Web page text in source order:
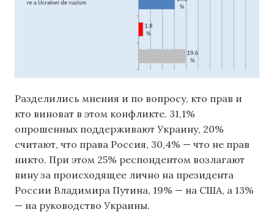
Разделились мнения и по вопросу, кто прав и
кто виноват в этом конфликте. 31,1%
опрошенных поддерживают Украину, 20%
считают, что права Россия, 30,4% — что не прав
никто. При этом 25% респондентом возлагают
вину за происходящее лично на президента
России Владимира Путина, 19% — на США, а 13%
— на руководство Украины.